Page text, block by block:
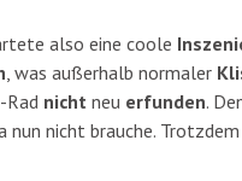
also eine coole
, was außerhalb normaler
Rad nicht neu erfunden.
nun nicht brauche.